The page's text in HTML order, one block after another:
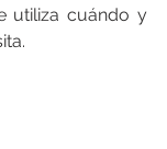
utiliza cuándo y